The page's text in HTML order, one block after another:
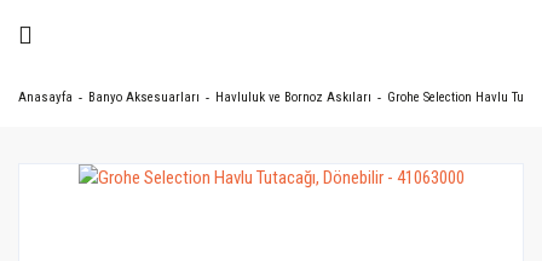
Anasayfa Banyo Aksesuarları Havluluk ve Bornoz Askıları Grohe Selection Havlu